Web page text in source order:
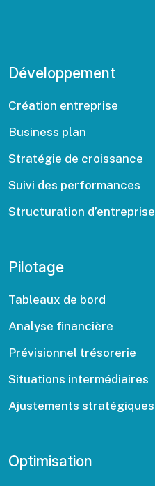
Développement
Création entreprise
Business plan
Stratégie de croissance
Suivi des performances
Structuration d’entreprise
Pilotage
Tableaux de bord
Analyse financière
Prévisionnel trésorerie
Situations intermédiaires
Ajustements stratégiques
Optimisation